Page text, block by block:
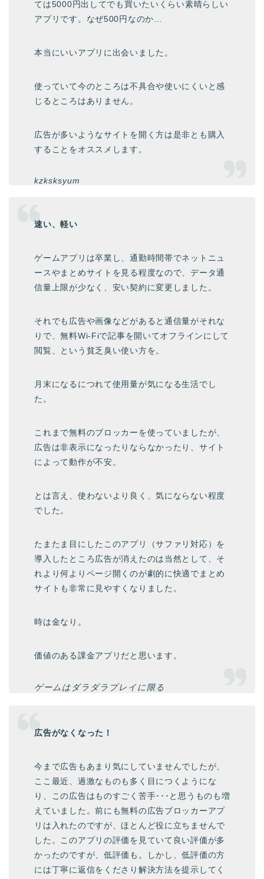
ては5000円出してでも買いたいくらい素晴らしい
アプリです。なぜ500円なのか…
本当にいいアプリに出会いました。
使っていて今のところは不具合や使いにくいと感
じるところはありません。
広告が多いようなサイトを開く方は是非とも購入
することをオススメします。
kzksksyum
速い、軽い
ゲームアプリは卒業し、通勤時間帯でネットニュ
ースやまとめサイトを見る程度なので、データ通
信量上限が少なく、安い契約に変更しました。
それでも広告や画像などがあると通信量がそれな
りで、無料Wi-Fiで記事を開いてオフラインにして
閲覧、という貧乏臭い使い方を。
月末になるにつれて使用量が気になる生活でし
た。
これまで無料のブロッカーを使っていましたが、
広告は非表示になったりならなかったり、サイト
によって動作が不安。
とは言え、使わないより良く、気にならない程度
でした。
たまたま目にしたこのアプリ（サファリ対応）を
導入したところ広告が消えたのは当然として、そ
れより何よりページ開くのが劇的に快適でまとめ
サイトも非常に見やすくなりました。
時は金なり。
価値のある課金アプリだと思います。
ゲームはダラダラプレイに限る
広告がなくなった！
今まで広告もあまり気にしていませんでしたが、
ここ最近、過激なものも多く目につくようにな
り、この広告はものすごく苦手･･･と思うものも増
えていました。前にも無料の広告ブロッカーアプ
リは入れたのですが、ほとんど役に立ちませんで
した。このアプリの評価を見ていて良い評価が多
かったのですが、低評価も。しかし、低評価の方
には丁寧に返信をくださり解決方法を提示してく